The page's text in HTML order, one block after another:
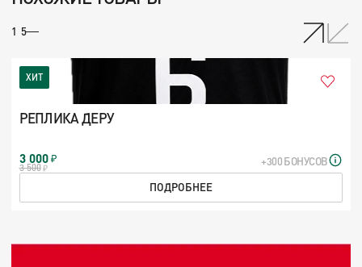
1 5
ХИТ
РЕПЛИКА ДЕРУ
3 000
3 500
+300 БОНУСОВ
ПОДРОБНЕЕ